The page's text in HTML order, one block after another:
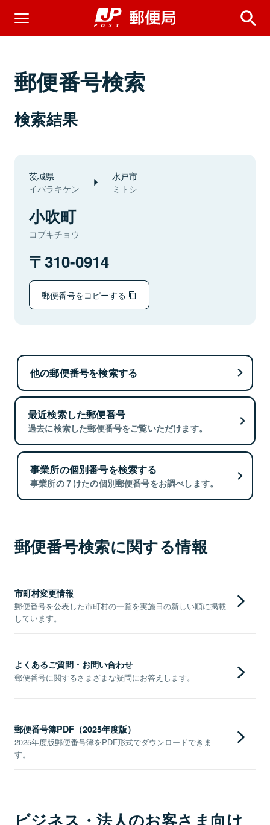
郵便番号検索
検索結果
茨城県
イバラキケン
水戸市
ミトシ
小吹町
コブキチョウ
310-0914
郵便番号をコピーする
他の郵便番号を検索する
最近検索した郵便番号
過去に検索した郵便番号をご覧いただけます。
事業所の個別番号を検索する
事業所の７けたの個別郵便番号をお調べします。
郵便番号検索に関する情報
市町村変更情報
郵便番号を公表した市町村の一覧を実施日の新しい順に掲載
しています。
よくあるご質問・お問い合わせ
郵便番号に関するさまざまな疑問にお答えします。
郵便番号簿PDF（2025年度版）
2025年度版郵便番号簿をPDF形式でダウンロードできま
す。
ビジネス・法人のお客さま向け